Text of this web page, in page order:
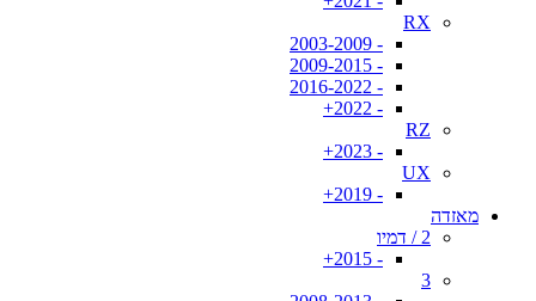
RX
- 2003-2009
- 2009-2015
- 2016-2022
- 2022+
RZ
- 2023+
UX
- 2019+
מאזדה
2 / דמיו
- 2015+
3